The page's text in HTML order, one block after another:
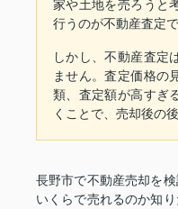
家や土地を売ろうと
行うのが不動産査定で
しかし、不動産査定
ません。査定価格の
類、査定額が高すぎ
くことで、売却後の
長野市で不動産売却を
いくらで売れるのか知